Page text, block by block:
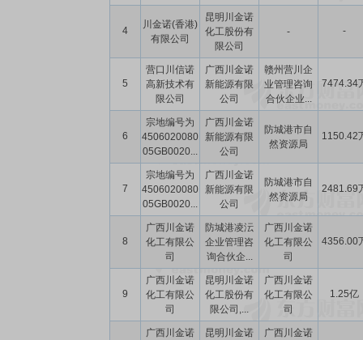
4
川金诺(香港)
有限公司
昆明川金诺
化工股份有
限公司
- -
5
营口川信诺
高新技术有
限公司
广西川金诺
新能源有限
公司
赣州营川企
业管理咨询
合伙企业...
7474.34
6
宗地编号为
4506020080
05GB0020...
广西川金诺
新能源有限
公司
防城港市自
然资源局
1150.42
7
宗地编号为
4506020080
05GB0020...
广西川金诺
新能源有限
公司
防城港市自
然资源局
2481.69
8
广西川金诺
化工有限公
司
防城港凌沄
企业管理咨
询合伙企...
广西川金诺
化工有限公
司
4356.00
9
广西川金诺
化工有限公
司
昆明川金诺
化工股份有
限公司,...
广西川金诺
化工有限公
司
1.25亿
广西川金诺
昆明川金诺
广西川金诺